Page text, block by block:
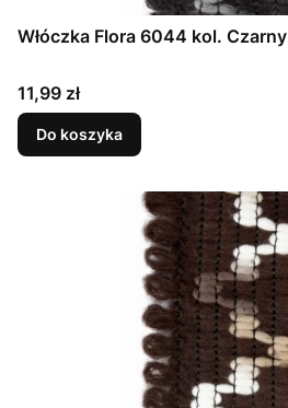
Włóczka Flora 6044 kol. Czarny
Cena
11,99 zł
Do koszyka